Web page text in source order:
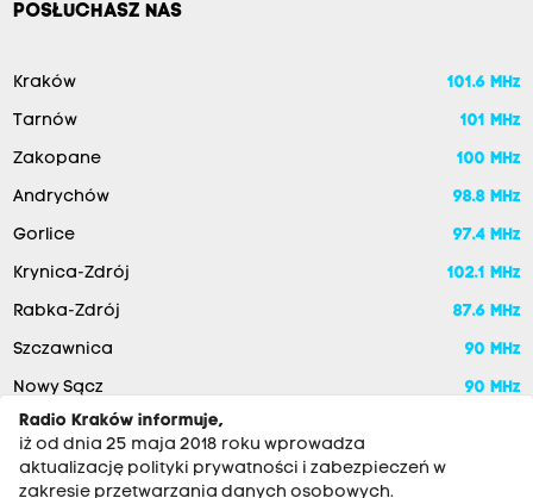
POSŁUCHASZ NAS
Kraków 101.6 MHz
Tarnów 101 MHz
Zakopane 100 MHz
Andrychów 98.8 MHz
Gorlice 97.4 MHz
Krynica-Zdrój 102.1 MHz
Rabka-Zdrój 87.6 MHz
Szczawnica 90 MHz
Nowy Sącz
90 MHz
Radio Kraków informuje,
iż od dnia 25 maja 2018 roku wprowadza
aktualizację polityki prywatności i zabezpieczeń w
zakresie przetwarzania danych osobowych.